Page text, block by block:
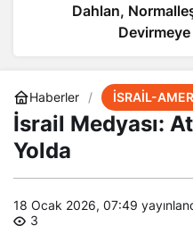
Dahlan,
Devirmeye
Haberler İSRAİL-
İsrail Medyası:
Yolda
18 Ocak 2026, 07:49
3